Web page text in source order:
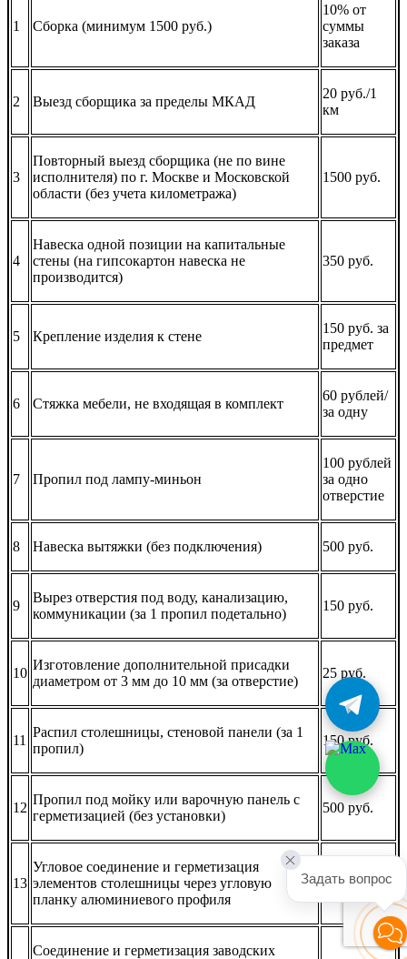
1 Сборка (минимум 1500 руб.)
10% от
суммы
заказа
2 Выезд сборщика за пределы МКАД
20 руб./1
км
3
Повторный выезд сборщика (не по вине
исполнителя) по г. Москве и Московской
области (без учета километража)
1500 руб.
4
Навеска одной позиции на капитальные
стены (на гипсокартон навеска не
производится)
350 руб.
5 Крепление изделия к стене
150 руб. за
предмет
6 Стяжка мебели, не входящая в комплект
60 рублей/
за одну
7 Пропил под лампу-миньон
100 рублей
за одно
отверстие
8 Навеска вытяжки (без подключения) 500 руб.
9
Вырез отверстия под воду, канализацию,
коммуникации (за 1 пропил подетально)
150 руб.
10
Изготовление дополнительной присадки
диаметром от 3 мм до 10 мм (за отверстие)
25 руб.
11
Распил столешницы, стеновой панели (за 1
пропил)
150 руб.
12
Пропил под мойку или варочную панель с
герметизацией (без установки)
500 руб.
13
Угловое соединение и герметизация
элементов столешницы через угловую
планку алюминиевого профиля
350 руб.
Соединение и герметизация заводских
Задать вопрос